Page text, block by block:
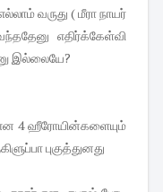
வருது ( மீரா நாயர்
எதிர்க்கேள்வி
இல்லையே?
என 4 ஹீரோயின்களையும்
புகுத்துனது